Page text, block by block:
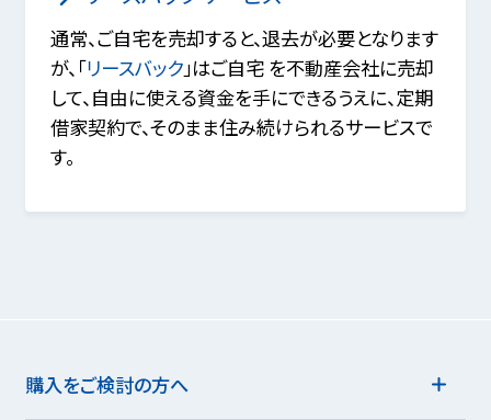
通常、ご自宅を売却すると、退去が必要となります
が、「リースバック」はご自宅 を不動産会社に売却
して、自由に使える資金を手にできるうえに、定期
借家契約で、そのまま住み続けられるサービスで
す。
購入をご検討の方へ